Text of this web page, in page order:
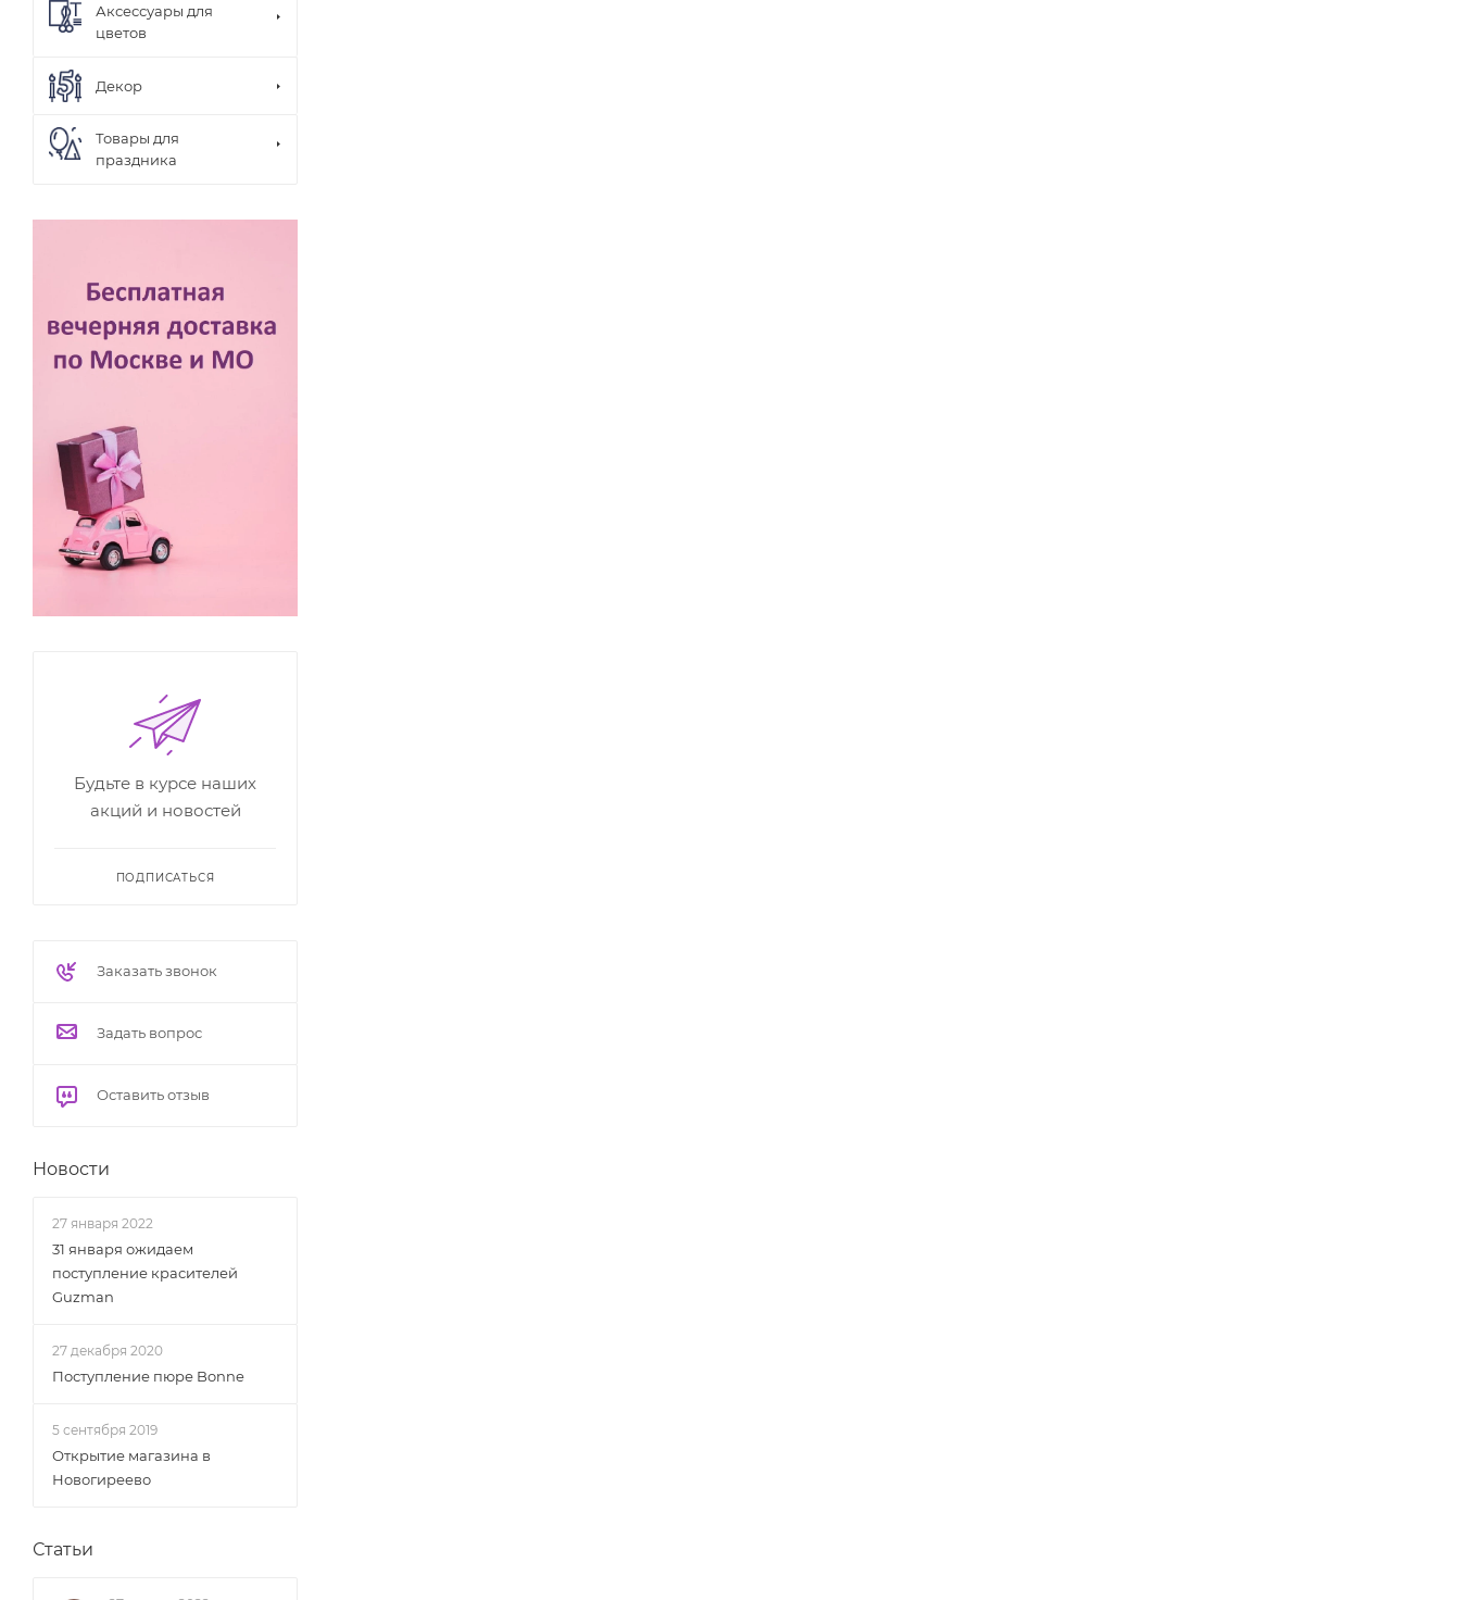
Аксессуары для
цветов
Декор
Товары для
праздника
Будьте в курсе наших
акций и новостей
ПОДПИСАТЬСЯ
Заказать звонок
Задать вопрос
Оставить отзыв
Новости
27 января 2022
31 января ожидаем
поступление красителей
Guzman
27 декабря 2020
Поступление пюре Bonne
5 сентября 2019
Открытие магазина в
Новогиреево
Статьи